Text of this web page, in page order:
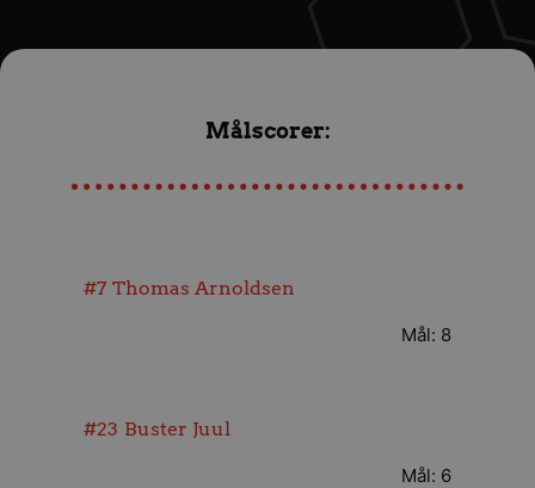
Målscorer:
#7 Thomas Arnoldsen
Mål: 8
#23 Buster Juul
Mål: 6